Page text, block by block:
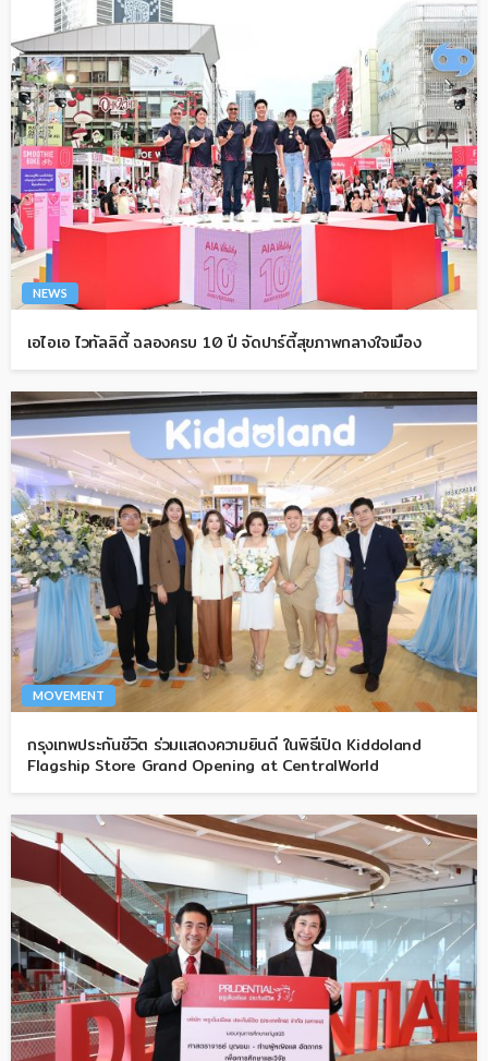
NEWS
เอไอเอ ไวทัลลิตี้ ฉลองครบ 10 ปี จัดปาร์ตี้สุขภาพกลางใจเมือง
MOVEMENT
กรุงเทพประกันชีวิต ร่วมแสดงความยินดี ในพิธีเปิด Kiddoland
Flagship Store Grand Opening at CentralWorld